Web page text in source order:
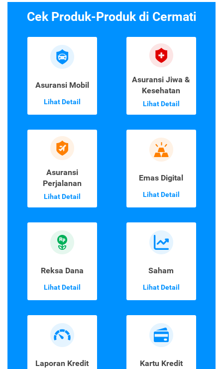
Cek Produk-Produk di Cermati
Asuransi Mobil
Lihat Detail
Asuransi Jiwa &
Kesehatan
Lihat Detail
Asuransi
Perjalanan
Lihat Detail
Emas Digital
Lihat Detail
Reksa Dana
Lihat Detail
Saham
Lihat Detail
Laporan Kredit Kartu Kredit